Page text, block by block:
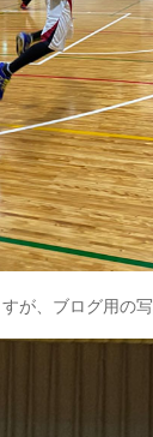
が、ブログ用の